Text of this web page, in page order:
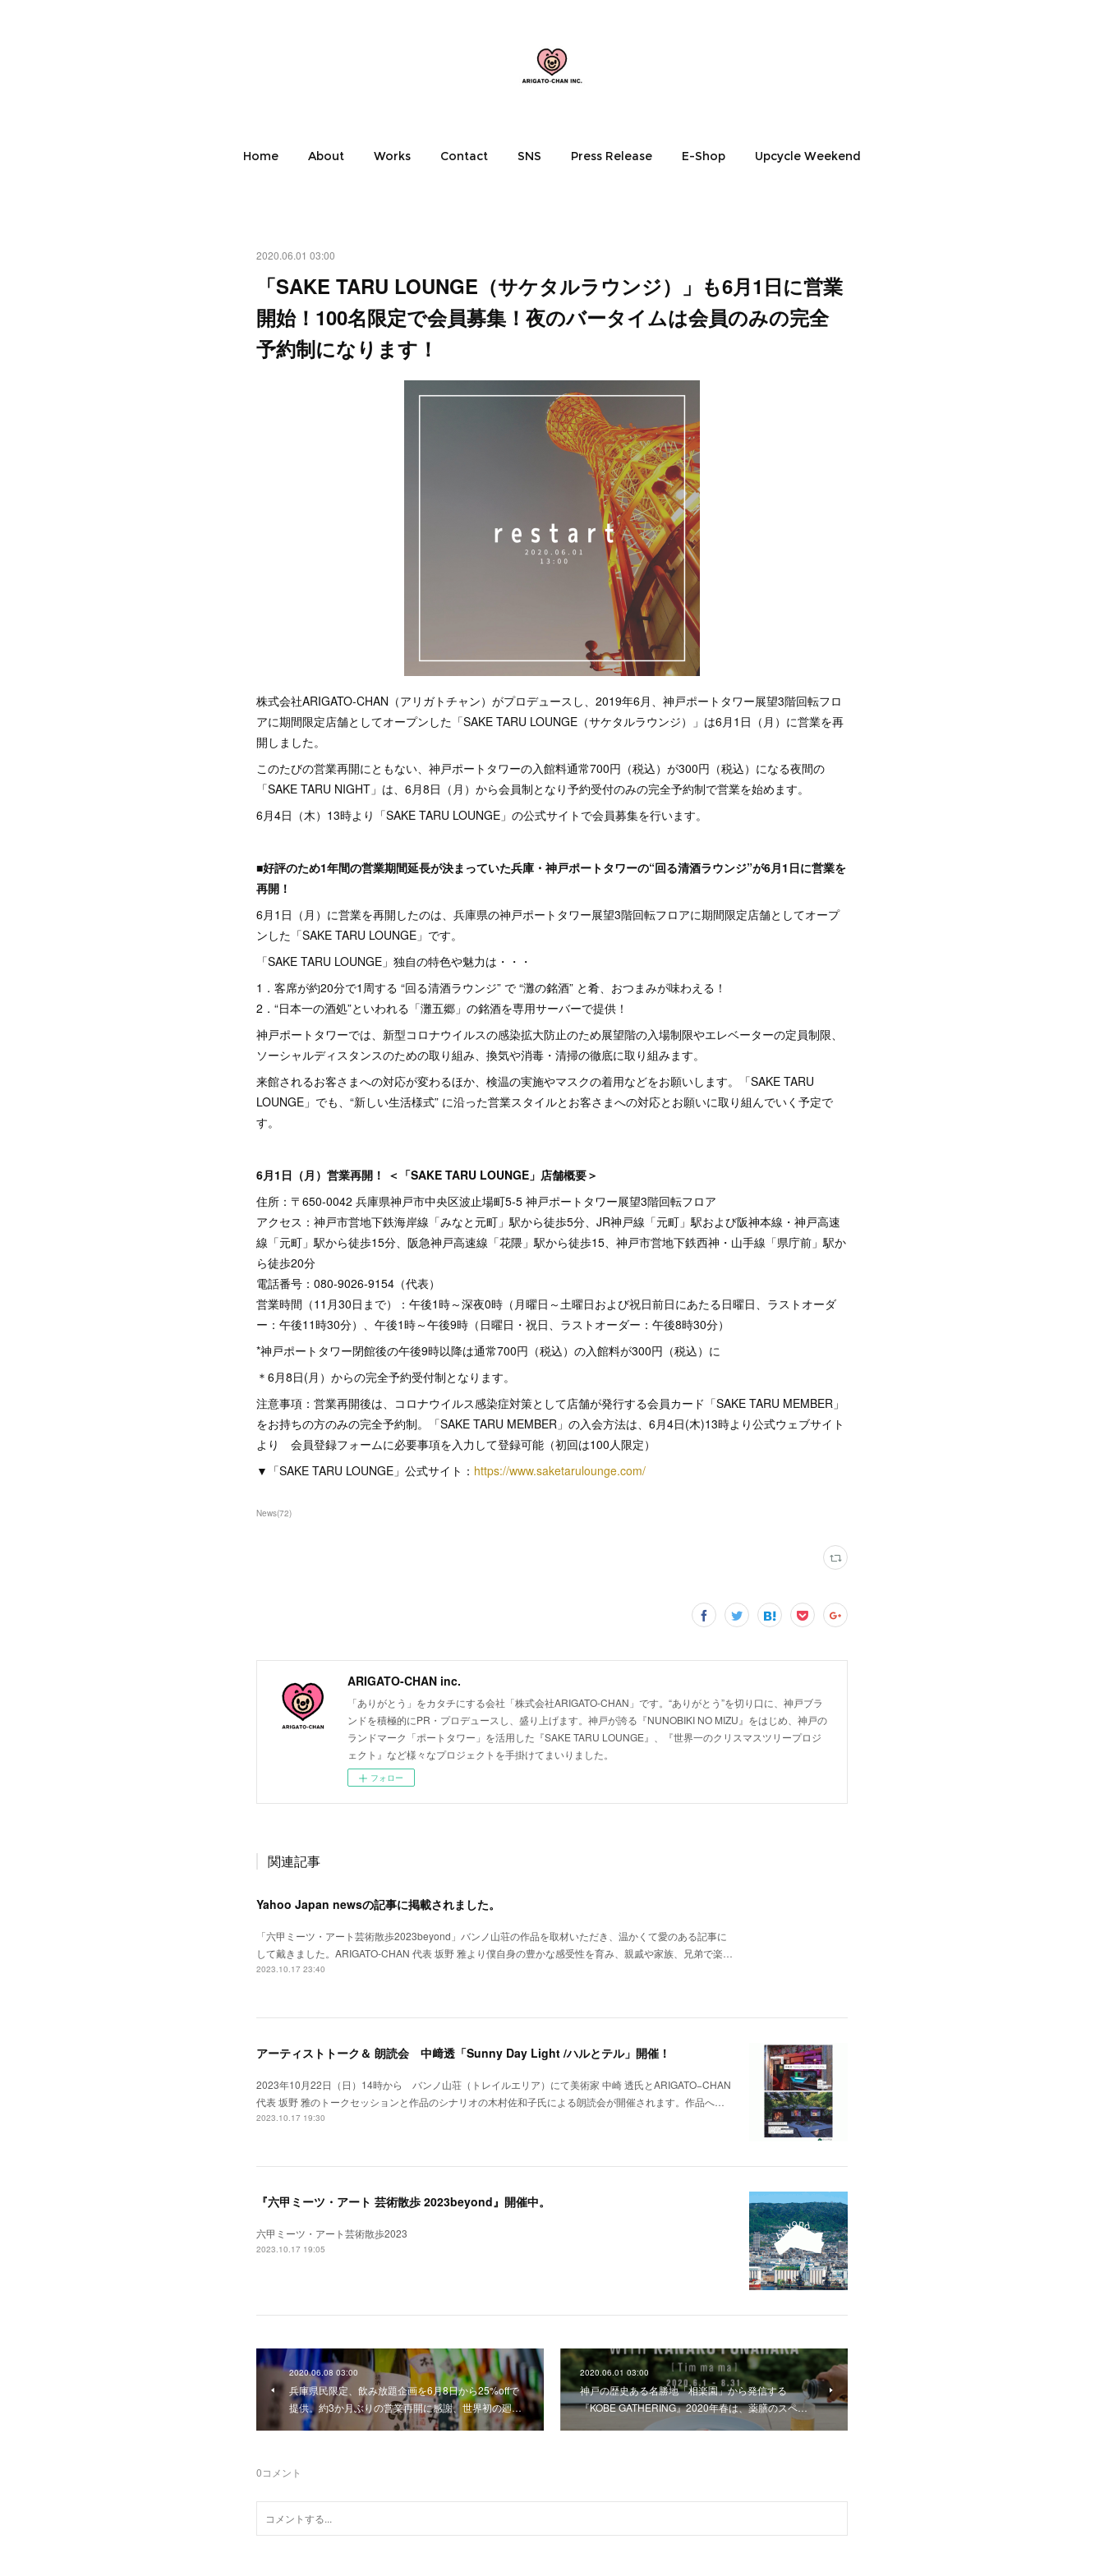
Home About Works Contact SNS Press Release E-Shop Upcycle Weekend
2020.06.01 03:00
「SAKE TARU LOUNGE（サケタルラウンジ）」も6月1日に営業
開始！100名限定で会員募集！夜のバータイムは会員のみの完全
予約制になります！
株式会社ARIGATO-CHAN（アリガトチャン）がプロデュースし、2019年6月、神戸ポートタワー展望3階回転フロ
アに期間限定店舗としてオープンした「SAKE TARU LOUNGE（サケタルラウンジ）」は6月1日（月）に営業を再
開しました。
このたびの営業再開にともない、神戸ポートタワーの入館料通常700円（税込）が300円（税込）になる夜間の
「SAKE TARU NIGHT」は、6月8日（月）から会員制となり予約受付のみの完全予約制で営業を始めます。
6月4日（木）13時より「SAKE TARU LOUNGE」の公式サイトで会員募集を行います。
■好評のため1年間の営業期間延長が決まっていた兵庫・神戸ポートタワーの“回る清酒ラウンジ”が6月1日に営業を
再開！
6月1日（月）に営業を再開したのは、兵庫県の神戸ポートタワー展望3階回転フロアに期間限定店舗としてオープ
ンした「SAKE TARU LOUNGE」です。
「SAKE TARU LOUNGE」独自の特色や魅力は・・・
1．客席が約20分で1周する “回る清酒ラウンジ” で “灘の銘酒” と肴、おつまみが味わえる！
2．“日本一の酒処”といわれる「灘五郷」の銘酒を専用サーバーで提供！
神戸ポートタワーでは、新型コロナウイルスの感染拡大防止のため展望階の入場制限やエレベーターの定員制限、
ソーシャルディスタンスのための取り組み、換気や消毒・清掃の徹底に取り組みます。
来館されるお客さまへの対応が変わるほか、検温の実施やマスクの着用などをお願いします。「SAKE TARU
LOUNGE」でも、“新しい生活様式” に沿った営業スタイルとお客さまへの対応とお願いに取り組んでいく予定で
す。
6月1日（月）営業再開！ ＜「SAKE TARU LOUNGE」店舗概要＞
住所：〒650-0042 兵庫県神戸市中央区波止場町5-5 神戸ポートタワー展望3階回転フロア
アクセス：神戸市営地下鉄海岸線「みなと元町」駅から徒歩5分、JR神戸線「元町」駅および阪神本線・神戸高速
線「元町」駅から徒歩15分、阪急神戸高速線「花隈」駅から徒歩15、神戸市営地下鉄西神・山手線「県庁前」駅か
ら徒歩20分
電話番号：080-9026-9154（代表）
営業時間（11月30日まで）：午後1時～深夜0時（月曜日～土曜日および祝日前日にあたる日曜日、ラストオーダ
ー：午後11時30分）、午後1時～午後9時（日曜日・祝日、ラストオーダー：午後8時30分）
*神戸ポートタワー閉館後の午後9時以降は通常700円（税込）の入館料が300円（税込）に
＊6月8日(月）からの完全予約受付制となります。
注意事項：営業再開後は、コロナウイルス感染症対策として店舗が発行する会員カード「SAKE TARU MEMBER」
をお持ちの方のみの完全予約制。「SAKE TARU MEMBER」の入会方法は、6月4日(木)13時より公式ウェブサイト
より 会員登録フォームに必要事項を入力して登録可能（初回は100人限定）
▼「SAKE TARU LOUNGE」公式サイト： https://www.saketarulounge.com/
News(72)
ARIGATO-CHAN inc.
「ありがとう」をカタチにする会社「株式会社ARIGATO-CHAN」です。“ありがとう”を切り口に、神戸ブラ
ンドを積極的にPR・プロデュースし、盛り上げます。神戸が誇る『NUNOBIKI NO MIZU』をはじめ、神戸の
ランドマーク「ポートタワー」を活用した『SAKE TARU LOUNGE』、『世界一のクリスマスツリープロジ
ェクト』など様々なプロジェクトを手掛けてまいりました。
フォロー
関連記事
Yahoo Japan newsの記事に掲載されました。
「六甲ミーツ・アート芸術散歩2023beyond」バンノ山荘の作品を取材いただき、温かくて愛のある記事に
して戴きました。ARIGATO-CHAN 代表 坂野 雅より僕自身の豊かな感受性を育み、親戚や家族、兄弟で楽…
2023.10.17 23:40
アーティストトーク＆ 朗読会 中﨑透「Sunny Day Light /ハルとテル」開催！
2023年10月22日（日）14時から バンノ山荘（トレイルエリア）にて美術家 中崎 透氏とARIGATO−CHAN
代表 坂野 雅のトークセッションと作品のシナリオの木村佐和子氏による朗読会が開催されます。作品へ…
2023.10.17 19:30
『六甲ミーツ・アート 芸術散歩 2023beyond』開催中。
六甲ミーツ・アート芸術散歩2023
2023.10.17 19:05
2020.06.08 03:00
兵庫県民限定、飲み放題企画を6月8日から25%offで
提供。約3か月ぶりの営業再開に感謝、世界初の廻…
2020.06.01 03:00
神戸の歴史ある名勝地「相楽園」から発信する
『KOBE GATHERING』2020年春は、薬膳のスペ…
0コメント